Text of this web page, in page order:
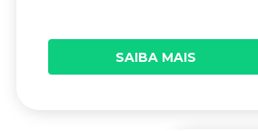
SAIBA MAIS